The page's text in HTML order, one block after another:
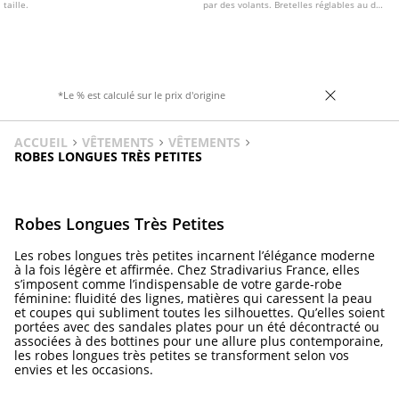
taille.
par des volants. Bretelles réglables au dos
*Le % est calculé sur le prix d'origine
ACCUEIL VÊTEMENTS
VÊTEMENTS
ROBES LONGUES TRÈS PETITES
Robes Longues Très Petites
Les robes longues très petites incarnent l’élégance moderne
à la fois légère et affirmée. Chez Stradivarius France, elles
s’imposent comme l’indispensable de votre garde-robe
féminine: fluidité des lignes, matières qui caressent la peau
et coupes qui subliment toutes les silhouettes. Qu’elles soient
portées avec des sandales plates pour un été décontracté ou
associées à des bottines pour une allure plus contemporaine,
les robes longues très petites se transforment selon vos
envies et les occasions.